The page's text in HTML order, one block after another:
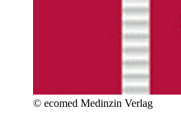
© ecomed Medinzin Verlag